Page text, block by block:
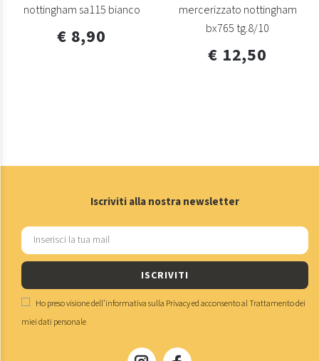
nottingham sa115 bianco
€ 8,90
mercerizzato nottingham
bx765 tg.8/10
€ 12,50
Iscriviti alla nostra newsletter
ISCRIVITI
Ho preso visione dell'informativa sulla Privacyed acconsento alTrattamento dei
miei dati personale